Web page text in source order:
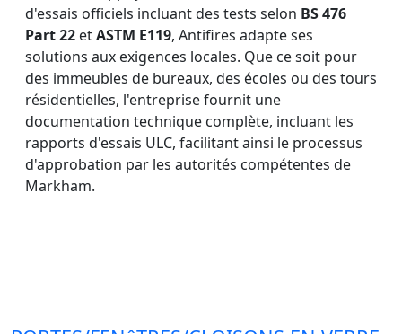
d'essais officiels incluant des tests selon BS 476
Part 22 etASTM E119, Antifires adapte ses
solutions aux exigences locales. Que ce soit pour
des immeubles de bureaux, des écoles ou des tours
résidentielles, l'entreprise fournit une
documentation technique complète, incluant les
rapports d'essais ULC, facilitant ainsi le processus
d'approbation par les autorités compétentes de
Markham.